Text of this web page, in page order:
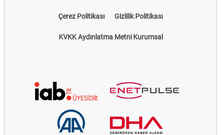
Çerez Politikası Gizlilik Politikası
KVKK Aydınlatma Metni Kurumsal